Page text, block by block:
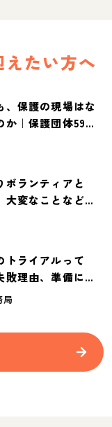
たい方へ
、保護の現場はな
｜保護団体59団
犬・保護猫白書
ボランティアと
大変なことなど紹
トライアルって
理由、準備に必
局